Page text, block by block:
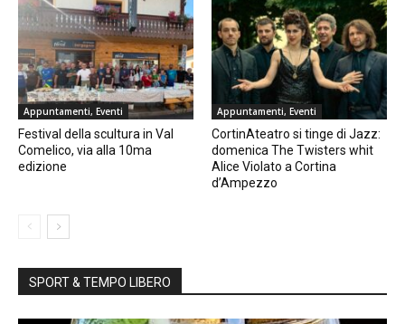
Appuntamenti, Eventi
Festival della scultura in Val
Comelico, via alla 10ma
edizione
Appuntamenti, Eventi
CortinAteatro si tinge di Jazz:
domenica The Twisters whit
Alice Violato a Cortina
d’Ampezzo
SPORT & TEMPO LIBERO